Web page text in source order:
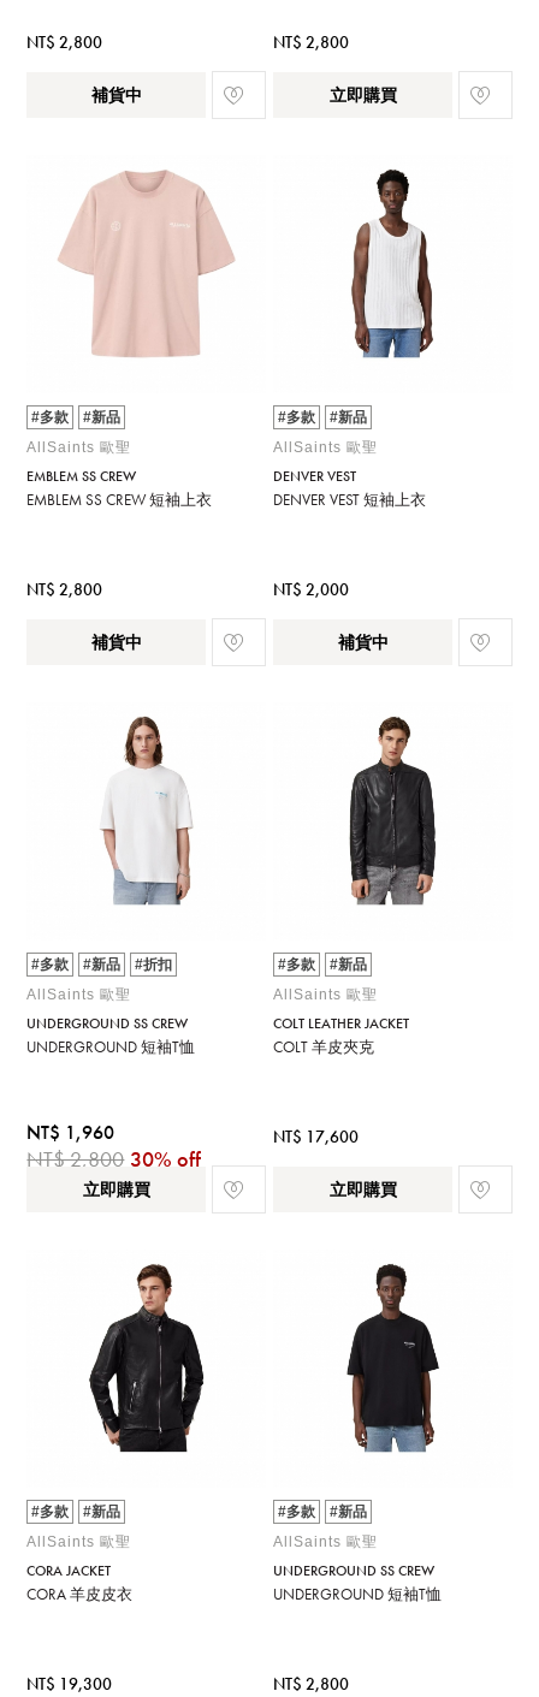
NT$ 2,800
補貨中
NT$ 2,800
立即購買
#多款
#新品
AllSaints 歐聖
EMBLEM SS CREW
EMBLEM SS CREW 短袖上衣
NT$ 2,800
補貨中
#多款
#新品
AllSaints 歐聖
DENVER VEST
DENVER VEST 短袖上衣
NT$ 2,000
補貨中
#多款 #新品
#折扣
AllSaints 歐聖
UNDERGROUND SS CREW
UNDERGROUND 短袖T恤
NT$ 1,960
NT$ 2,800 30% off
立即購買
#多款
#新品
AllSaints 歐聖
COLT LEATHER JACKET
COLT 羊皮夾克
NT$ 17,600
立即購買
#多款
#新品
AllSaints 歐聖
CORA JACKET
CORA 羊皮皮衣
NT$ 19,300
#多款
#新品
AllSaints 歐聖
UNDERGROUND SS CREW
UNDERGROUND 短袖T恤
NT$ 2,800